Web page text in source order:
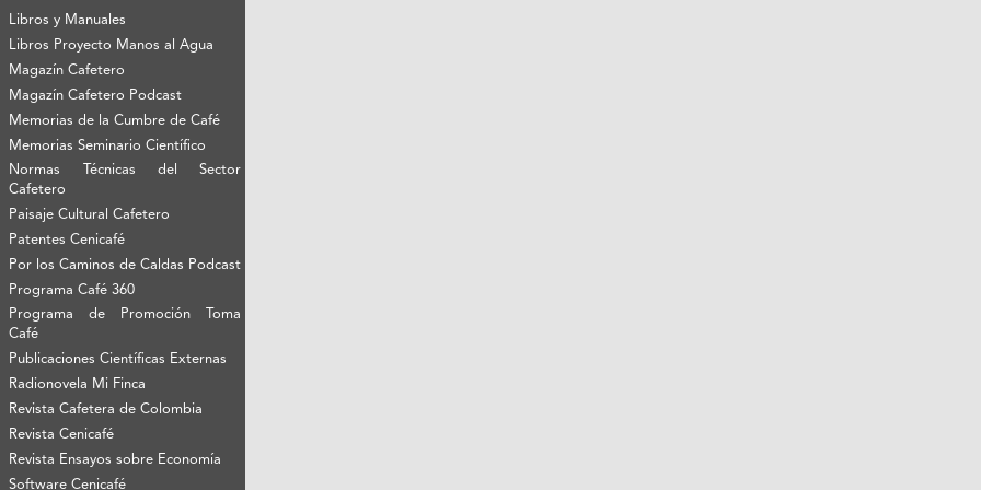
Libros y Manuales
Libros Proyecto Manos al Agua
Magazín Cafetero
Magazín Cafetero Podcast
Memorias de la Cumbre de Café
Memorias Seminario Científico
Normas Técnicas del Sector
Cafetero
Paisaje Cultural Cafetero
Patentes Cenicafé
Por los Caminos de Caldas Podcast
Programa Café 360
Programa de Promoción Toma
Café
Publicaciones Científicas Externas
Radionovela Mi Finca
Revista Cafetera de Colombia
Revista Cenicafé
Revista Ensayos sobre Economía
Software Cenicafé